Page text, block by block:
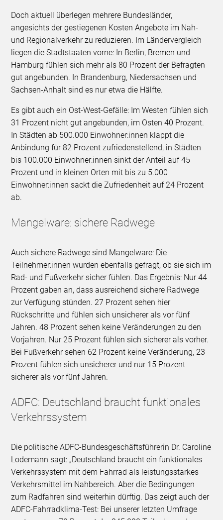
Doch aktuell überlegen mehrere Bundesländer,
angesichts der gestiegenen Kosten Angebote im Nah-
und Regionalverkehr zu reduzieren. Im Ländervergleich
liegen die Stadtstaaten vorne: In Berlin, Bremen und
Hamburg fühlen sich mehr als 80 Prozent der Befragten
gut angebunden. In Brandenburg, Niedersachsen und
Sachsen-Anhalt sind es nur etwa die Hälfte.
Es gibt auch ein Ost-West-Gefälle: Im Westen fühlen sich
31 Prozent nicht gut angebunden, im Osten 40 Prozent.
In Städten ab 500.000 Einwohner:innen klappt die
Anbindung für 82 Prozent zufriedenstellend, in Städten
bis 100.000 Einwohner:innen sinkt der Anteil auf 45
Prozent und in kleinen Orten mit bis zu 5.000
Einwohner:innen sackt die Zufriedenheit auf 24 Prozent
ab.
Mangelware: sichere Radwege
Auch sichere Radwege sind Mangelware: Die
Teilnehmer:innen wurden ebenfalls gefragt, ob sie sich im
Rad- und Fußverkehr sicher fühlen. Das Ergebnis: Nur 44
Prozent gaben an, dass ausreichend sichere Radwege
zur Verfügung stünden. 27 Prozent sehen hier
Rückschritte und fühlen sich unsicherer als vor fünf
Jahren. 48 Prozent sehen keine Veränderungen zu den
Vorjahren. Nur 25 Prozent fühlen sich sicherer als vorher.
Bei Fußverkehr sehen 62 Prozent keine Veränderung, 23
Prozent fühlen sich unsicherer und nur 15 Prozent
sicherer als vor fünf Jahren.
ADFC: Deutschland braucht funktionales
Verkehrssystem
Die politische ADFC-Bundesgeschäftsführerin Dr. Caroline
Lodemann sagt: „Deutschland braucht ein funktionales
Verkehrssystem mit dem Fahrrad als leistungsstarkes
Verkehrsmittel im Nahbereich. Aber die Bedingungen
zum Radfahren sind weiterhin dürftig. Das zeigt auch der
ADFC-Fahrradklima-Test: Bei unserer letzten Umfrage